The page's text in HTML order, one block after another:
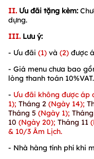
II. Ưu đãi tặng kèm:
dựng.
III. Lưu ý:
- Ưu đãi (1) và (2) được
- Giá menu chưa bao
lòng thanh toán 10%VAT.
- Ưu đãi không được áp
1); Tháng 2 (Ngày 14);
Tháng 5 (Ngày 1);
10 (Ngày 20); Tháng 11
& 10/3 Âm Lịch.
- Nhà hàng tính phí khi